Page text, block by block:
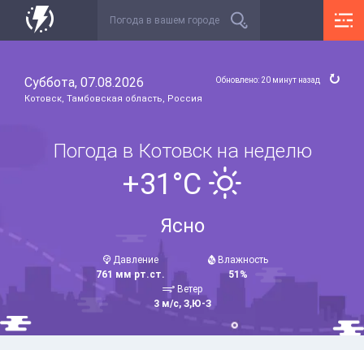
Суббота, 07.08.2026
Котовск, Тамбовская область, Россия
Обновлено: 20 минут назад
Погода в Котовск на неделю
+31°C
Ясно
Давление
761 мм рт.ст.
Влажность
51%
Ветер
3 м/с, З,Ю-З